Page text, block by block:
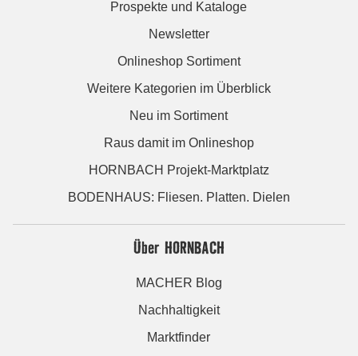
Prospekte und Kataloge
Newsletter
Onlineshop Sortiment
Weitere Kategorien im Überblick
Neu im Sortiment
Raus damit im Onlineshop
HORNBACH Projekt-Marktplatz
BODENHAUS: Fliesen. Platten. Dielen
Über HORNBACH
MACHER Blog
Nachhaltigkeit
Marktfinder